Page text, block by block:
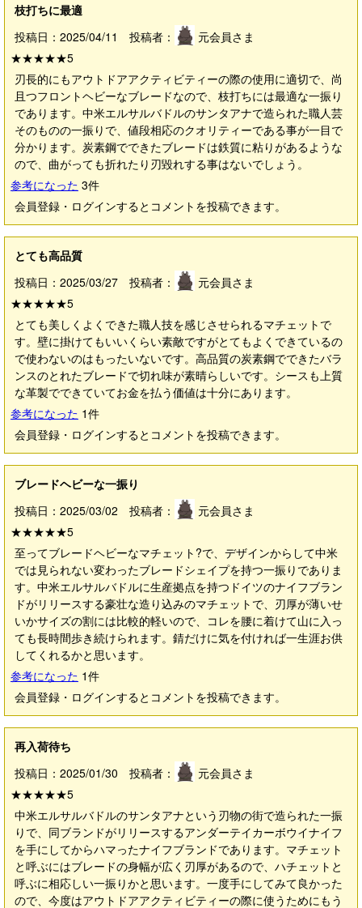
枝打ちに最適
投稿日：2025/04/11 投稿者：
元会員さま
★★★★★5
刃長的にもアウトドアアクティビティーの際の使用に適切で、尚
且つフロントヘビーなブレードなので、枝打ちには最適な一振り
であります。中米エルサルバドルのサンタアナで造られた職人芸
そのものの一振りで、値段相応のクオリティーである事が一目で
分かります。炭素鋼でできたブレードは鉄質に粘りがあるような
ので、曲がっても折れたり刃毀れする事はないでしょう。
参考になった 3件
会員登録・ログインするとコメントを投稿できます。
とても高品質
投稿日：2025/03/27 投稿者：
元会員さま
★★★★★5
とても美しくよくできた職人技を感じさせられるマチェットで
す。壁に掛けてもいいくらい素敵ですがとてもよくできているの
で使わないのはもったいないです。高品質の炭素鋼でできたバラ
ンスのとれたブレードで切れ味が素晴らしいです。シースも上質
な革製でできていてお金を払う価値は十分にあります。
参考になった 1件
会員登録・ログインするとコメントを投稿できます。
ブレードヘビーな一振り
投稿日：2025/03/02 投稿者：
元会員さま
★★★★★5
至ってブレードヘビーなマチェット?で、デザインからして中米
では見られない変わったブレードシェイプを持つ一振りでありま
す。中米エルサルバドルに生産拠点を持つドイツのナイフブラン
ドがリリースする豪壮な造り込みのマチェットで、刃厚が薄いせ
いかサイズの割には比較的軽いので、コレを腰に着けて山に入っ
ても長時間歩き続けられます。錆だけに気を付ければ一生涯お供
してくれるかと思います。
参考になった 1件
会員登録・ログインするとコメントを投稿できます。
再入荷待ち
投稿日：2025/01/30 投稿者：
元会員さま
★★★★★5
中米エルサルバドルのサンタアナという刃物の街で造られた一振
りで、同ブランドがリリースするアンダーテイカーボウイナイフ
を手にしてからハマったナイフブランドであります。マチェット
と呼ぶにはブレードの身幅が広く刃厚があるので、ハチェットと
呼ぶに相応しい一振りかと思います。一度手にしてみて良かった
ので、今度はアウトドアアクティビティーの際に使うためにもう